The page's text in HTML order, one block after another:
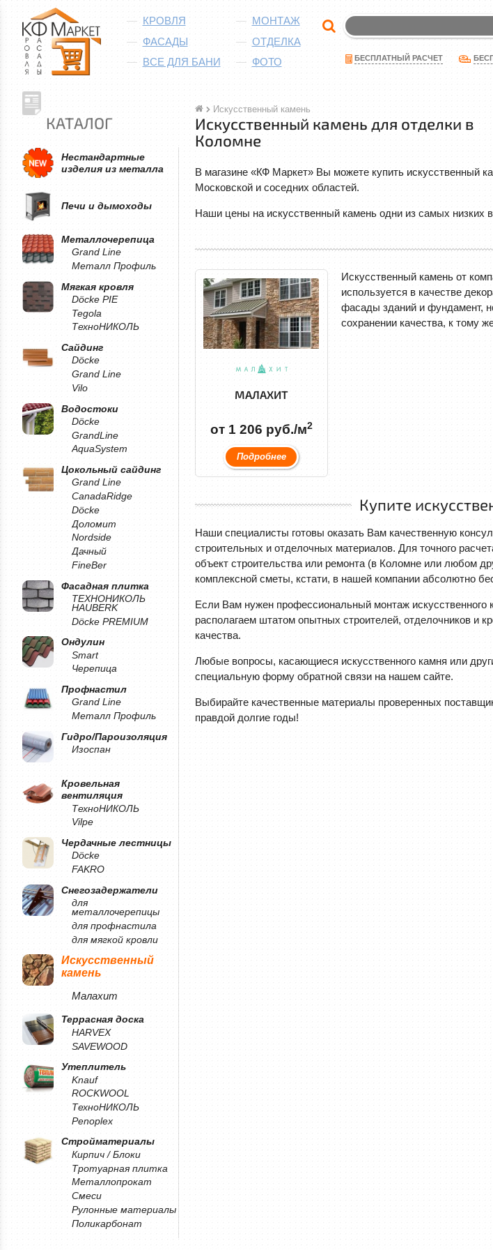
КРОВЛЯ
ФАСАДЫ
ВСЕ ДЛЯ БАНИ
МОНТАЖ
ОТДЕЛКА
ФОТО
БЕСПЛАТНЫЙ РАСЧЕТ
КАТАЛОГ
Нестандартные
изделия из металла
Печи и дымоходы
Металлочерепица
Grand Line
Металл Профиль
Мягкая кровля
Döcke PIE
Tegola
ТехноНИКОЛЬ
Сайдинг
Döcke
Grand Line
Vilo
Водостоки
Döcke
GrandLine
AquaSystem
Цокольный сайдинг
Grand Line
CanadaRidge
Döcke
Доломит
Nordside
Дачный
FineBer
Фасадная плитка
ТЕХНОНИКОЛЬ
HAUBERK
Döcke PREMIUM
Ондулин
Smart
Черепица
Профнастил
Grand Line
Металл Профиль
Гидро/Пароизоляция
Изоспан
Кровельная
вентиляция
ТехноНИКОЛЬ
Vilpe
Чердачные лестницы
Döcke
FAKRO
Снегозадержатели
для
металлочерепицы
для профнастила
для мягкой кровли
Искусственный
камень
Малахит
Террасная доска
HARVEX
SAVEWOOD
Утеплитель
Knauf
ROCKWOOL
ТехноНИКОЛЬ
Penoplex
Стройматериалы
Кирпич / Блоки
Тротуарная плитка
Металлопрокат
Смеси
Рулонные материалы
Поликарбонат
Искусственный камень
Искусственный камень для отделки в
Коломне
В магазине «КФ Маркет» Вы можете купить искусственный
Московской и соседних областей.
Наши цены на искусственный камень одни из самых низких
МАЛАХИТ
от 1 206 руб./м2
Подробнее
Искусственный камень от
используется в качестве
фасады зданий и фундамент,
сохранении качества, к тому
Купите
Наши специалисты готовы оказать Вам качественную
строительных и отделочных материалов. Для точного
объект строительства или ремонта (в Коломне или любом
комплексной сметы, кстати, в нашей компании абсолютно
Если Вам нужен профессиональный монтаж
располагаем штатом опытных строителей, отделочников и
качества.
Любые вопросы, касающиеся искусственного камня или
специальную форму обратной связи на нашем сайте.
Выбирайте качественные материалы проверенных
правдой долгие годы!